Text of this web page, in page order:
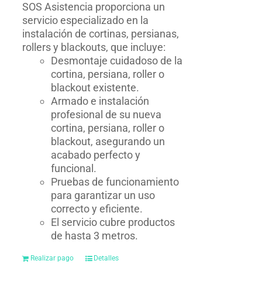
SOS Asistencia proporciona un
servicio especializado en la
instalación de cortinas, persianas,
rollers y blackouts, que incluye:
Desmontaje cuidadoso de la
cortina, persiana, roller o
blackout existente.
Armado e instalación
profesional de su nueva
cortina, persiana, roller o
blackout, asegurando un
acabado perfecto y
funcional.
Pruebas de funcionamiento
para garantizar un uso
correcto y eficiente.
El servicio cubre productos
de hasta 3 metros.
Realizar pago Detalles